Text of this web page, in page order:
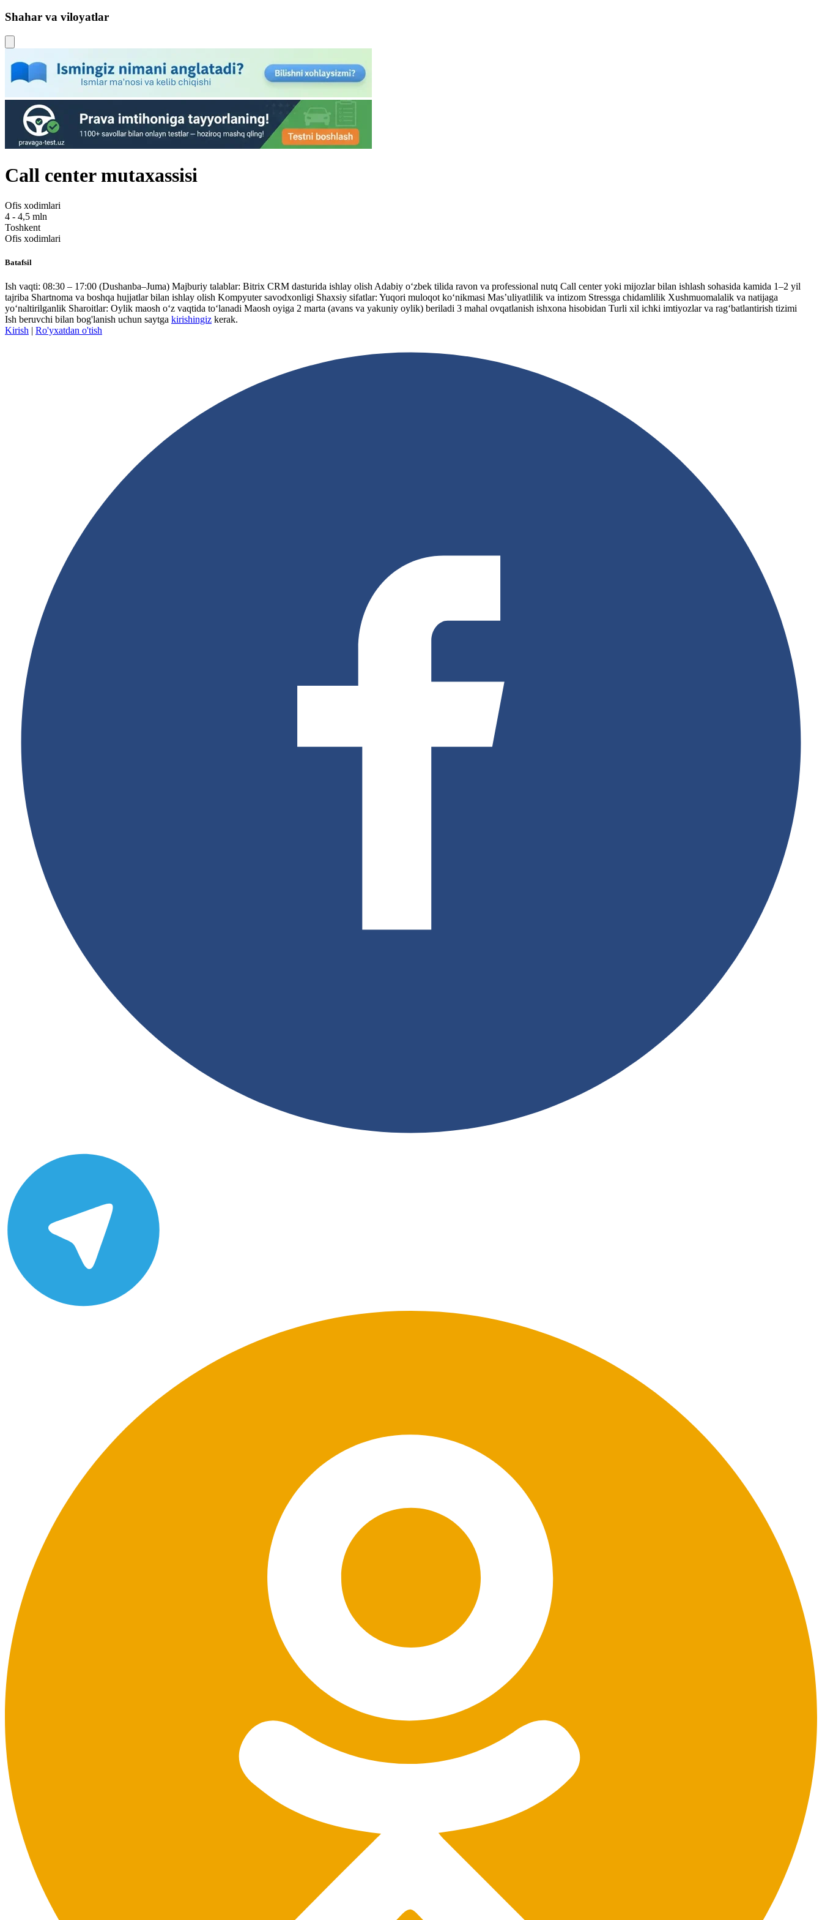
Shahar va viloyatlar
Call center mutaxassisi
Ofis xodimlari
4 - 4,5 mln
Toshkent
Ofis xodimlari
Batafsil
Ish vaqti: 08:30 – 17:00 (Dushanba–Juma) Majburiy talablar: Bitrix CRM dasturida ishlay olish Adabiy o‘zbek tilida ravon va professional nutq Call center yoki mijozlar bilan ishlash sohasida kamida 1–2 yil
tajriba Shartnoma va boshqa hujjatlar bilan ishlay olish Kompyuter savodxonligi Shaxsiy sifatlar: Yuqori muloqot ko‘nikmasi Mas’uliyatlilik va intizom Stressga chidamlilik Xushmuomalalik va natijaga
yo‘naltirilganlik Sharoitlar: Oylik maosh o‘z vaqtida to‘lanadi Maosh oyiga 2 marta (avans va yakuniy oylik) beriladi 3 mahal ovqatlanish ishxona hisobidan Turli xil ichki imtiyozlar va rag‘batlantirish tizimi
Ish beruvchi bilan bog'lanish uchun saytga kirishingiz kerak.
Kirish | Ro'yxatdan o'tish